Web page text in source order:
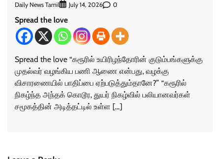
Daily News Tamil July 14, 2026 0
Spread the love
Spread the love “கரூரில் உயிரிழந்தோரின் குடும்பங்களுக்கு
முதல்வர் வழங்கிய பணி ஆணை என்பது, வழக்கு
விசாரணையில் பாதிப்பை ஏற்படுத்தும்தானே?” “கரூரில்
நிகழ்ந்த அந்தக் கொடூர, துயர் நிகழ்வில் பலியானவர்கள்
சமூகத்தின் அடித்தட்டில் உள்ள […]